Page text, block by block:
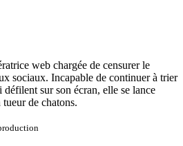
web chargée de censurer le
sociaux. Incapable de continuer à trier
sur son écran, elle se lance
de chatons.